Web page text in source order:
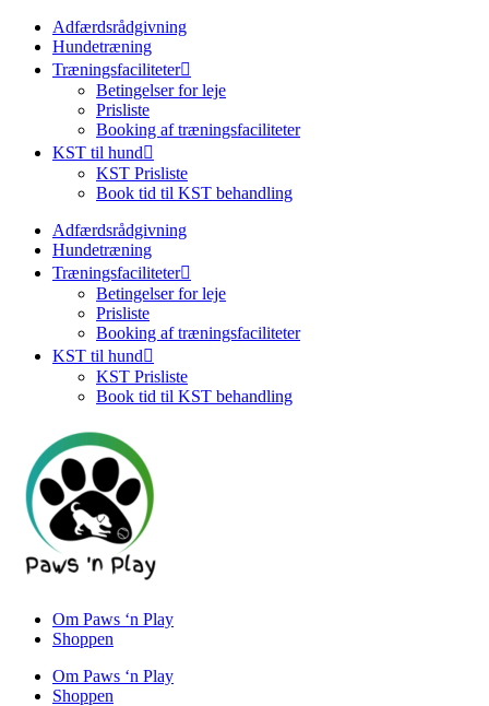
Adfærdsrådgivning
Hundetræning
Træningsfaciliteter
Betingelser for leje
Prisliste
Booking af træningsfaciliteter
KST til hund
KST Prisliste
Book tid til KST behandling
Adfærdsrådgivning
Hundetræning
Træningsfaciliteter
Betingelser for leje
Prisliste
Booking af træningsfaciliteter
KST til hund
KST Prisliste
Book tid til KST behandling
Om Paws ‘n Play
Shoppen
Om Paws ‘n Play
Shoppen